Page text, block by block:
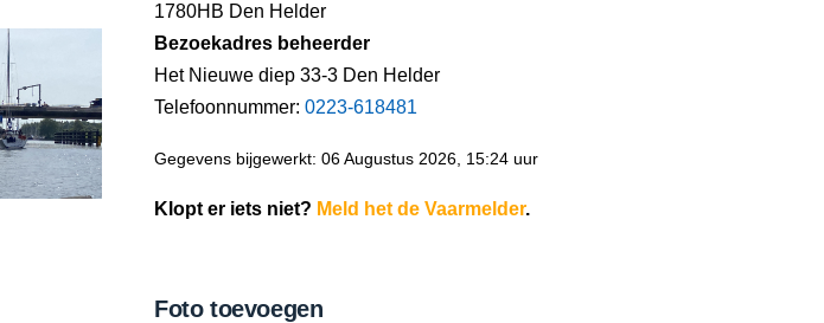
1780HB Den Helder
Bezoekadres beheerder
Het Nieuwe diep 33-3 Den Helder
Telefoonnummer: 0223-618481
Gegevens bijgewerkt: 06 Augustus 2026, 15:24 uur
Klopt er iets niet? Meld het de Vaarmelder.
Foto toevoegen